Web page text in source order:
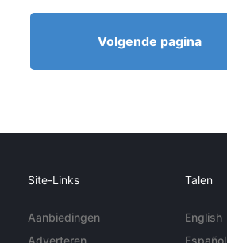
Volgende pagina
Site-Links
Aanbiedingen
Adverteren
Talen
English
Español